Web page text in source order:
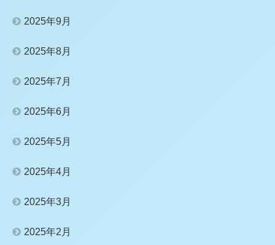
2025年9月
2025年8月
2025年7月
2025年6月
2025年5月
2025年4月
2025年3月
2025年2月